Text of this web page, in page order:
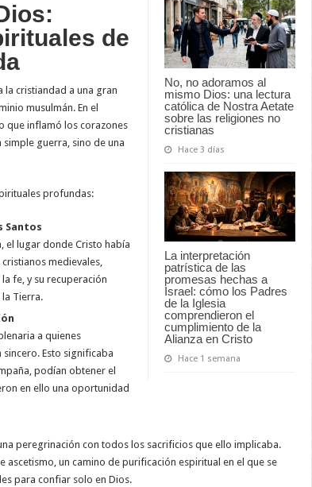
No, no adoramos al
mismo Dios: una lectura
católica de Nostra Aetate
sobre las religiones no
cristianas
Hace 3 días
La interpretación
patrística de las
promesas hechas a
Israel: cómo los Padres
de la Iglesia
comprendieron el
cumplimiento de la
Alianza en Cristo
Hace 1 semana
de
la cristiandad a una gran
musulmán. En el
que inflamó los corazones
guerra, sino de una
profundas:
Santos
el lugar donde Cristo había
medievales,
fe, y su recuperación
Tierra.
a quienes
Esto significaba
podían obtener el
en ello una oportunidad
peregrinación con todos los sacrificios que ello implicaba.
ascetismo, un camino de purificación espiritual en el que se
para confiar solo en Dios.